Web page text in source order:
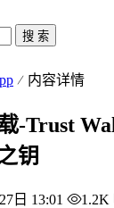
搜 索
内容详情
-Trust
钥
日 13:01 1.2K